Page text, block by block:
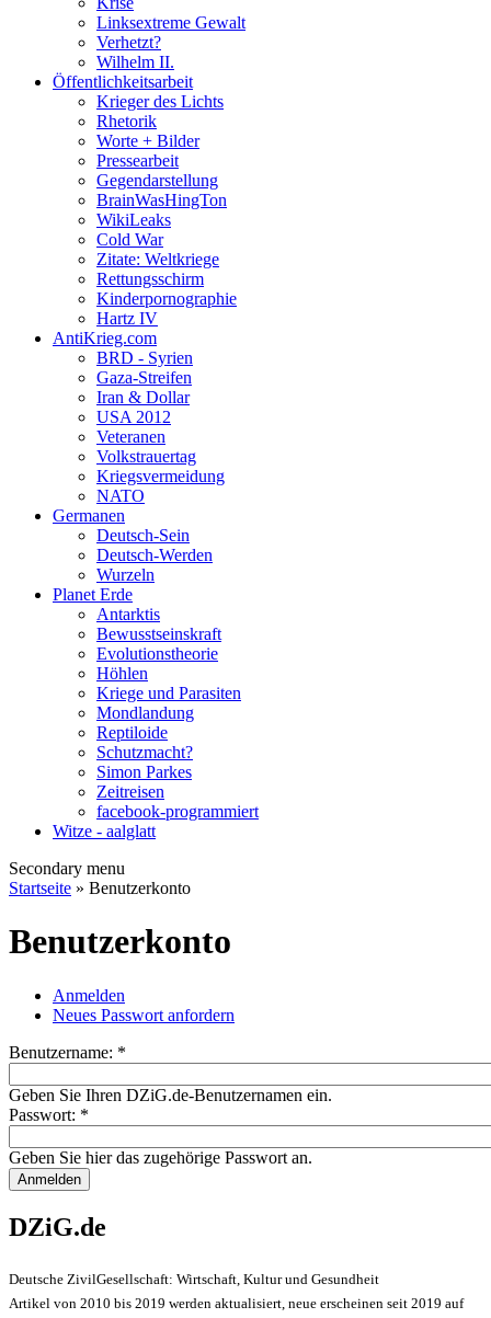
Linksextreme Gewalt
Verhetzt?
Wilhelm II.
Öffentlichkeitsarbeit
Krieger des Lichts
Rhetorik
Worte + Bilder
Pressearbeit
Gegendarstellung
BrainWasHingTon
WikiLeaks
Cold War
Zitate: Weltkriege
Rettungsschirm
Kinderpornographie
Hartz IV
AntiKrieg.com
BRD - Syrien
Gaza-Streifen
Iran & Dollar
USA 2012
Veteranen
Volkstrauertag
Kriegsvermeidung
NATO
Germanen
Deutsch-Sein
Deutsch-Werden
Wurzeln
Planet Erde
Antarktis
Bewusstseinskraft
Evolutionstheorie
Höhlen
Kriege und Parasiten
Mondlandung
Reptiloide
Schutzmacht?
Simon Parkes
Zeitreisen
facebook-programmiert
Witze - aalglatt
Secondary menu
Startseite » Benutzerkonto
Benutzerkonto
Anmelden
Neues Passwort anfordern
Benutzername: *
Geben Sie Ihren DZiG.de-Benutzernamen ein.
Passwort: *
Geben Sie hier das zugehörige Passwort an.
DZiG.de
Deutsche ZivilGesellschaft: Wirtschaft, Kultur und Gesundheit
Artikel von 2010 bis 2019 werden aktualisiert, neue erscheinen seit 2019 auf